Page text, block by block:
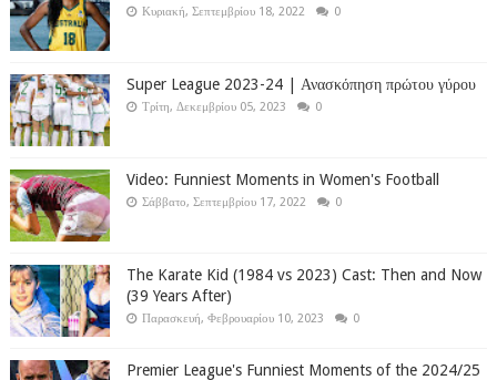
Κυριακή, Σεπτεμβρίου 18, 2022 0
Super League 2023-24 | Ανασκόπηση πρώτου γύρου
Τρίτη, Δεκεμβρίου 05, 2023 0
Video: Funniest Moments in Women's Football
Σάββατο, Σεπτεμβρίου 17, 2022 0
The Karate Kid (1984 vs 2023) Cast: Then and Now
(39 Years After)
Παρασκευή, Φεβρουαρίου 10, 2023 0
Premier League's Funniest Moments of the 2024/25